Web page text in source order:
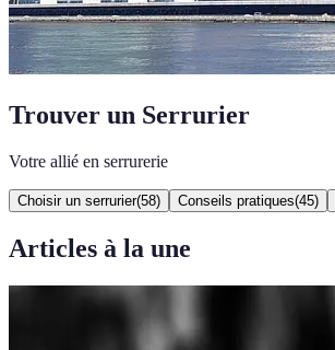
Trouver un Serrurier
Votre allié en serrurerie
Choisir un serrurier(58) Conseils pratiques(45)
Articles à la une